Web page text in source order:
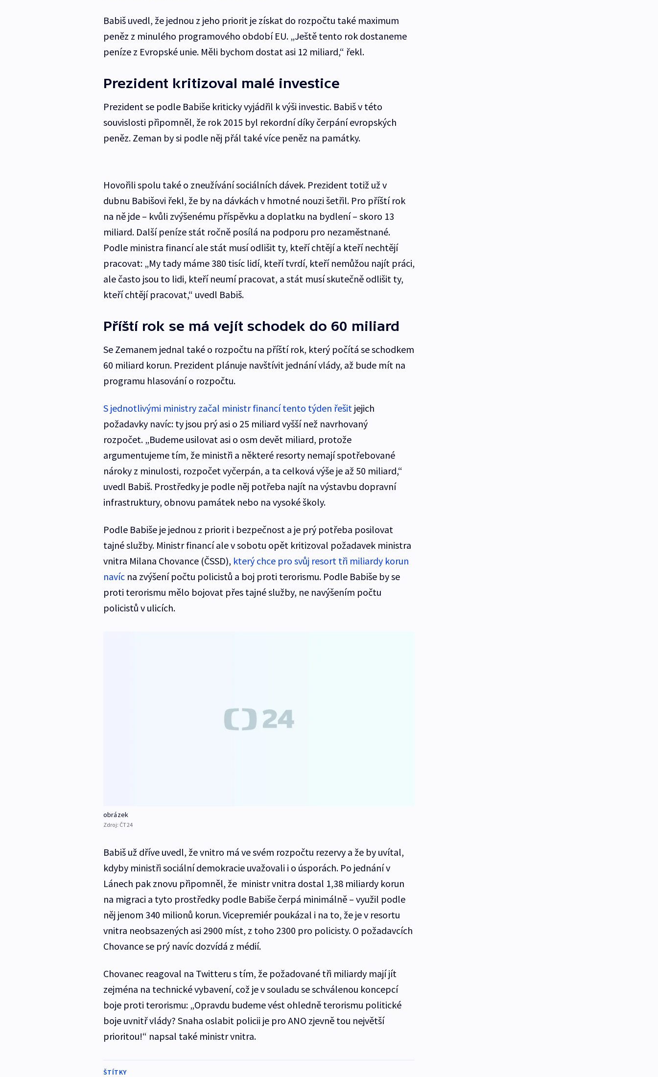
Babiš uvedl, že jednou z jeho priorit je získat do rozpočtu také maximum
peněz z minulého programového období EU. „Ještě tento rok dostaneme
peníze z Evropské unie. Měli bychom dostat asi 12 miliard,“ řekl.
Prezident kritizoval malé investice
Prezident se podle Babiše kriticky vyjádřil k výši investic. Babiš v této
souvislosti připomněl, že rok 2015 byl rekordní díky čerpání evropských
peněz. Zeman by si podle něj přál také více peněz na památky.
Hovořili spolu také o zneužívání sociálních dávek. Prezident totiž už v
dubnu Babišovi řekl, že by na dávkách v hmotné nouzi šetřil. Pro příští rok
na ně jde – kvůli zvýšenému příspěvku a doplatku na bydlení – skoro 13
miliard. Další peníze stát ročně posílá na podporu pro nezaměstnané.
Podle ministra financí ale stát musí odlišit ty, kteří chtějí a kteří nechtějí
pracovat: „My tady máme 380 tisíc lidí, kteří tvrdí, kteří nemůžou najít práci,
ale často jsou to lidi, kteří neumí pracovat, a stát musí skutečně odlišit ty,
kteří chtějí pracovat,“ uvedl Babiš.
Příští rok se má vejít schodek do 60 miliard
Se Zemanem jednal také o rozpočtu na příští rok, který počítá se schodkem
60 miliard korun. Prezident plánuje navštívit jednání vlády, až bude mít na
programu hlasování o rozpočtu.
S jednotlivými ministry začal ministr financí tento týden řešit jejich
požadavky navíc: ty jsou prý asi o 25 miliard vyšší než navrhovaný
rozpočet. „Budeme usilovat asi o osm devět miliard, protože
argumentujeme tím, že ministři a některé resorty nemají spotřebované
nároky z minulosti, rozpočet vyčerpán, a ta celková výše je až 50 miliard,“
uvedl Babiš. Prostředky je podle něj potřeba najít na výstavbu dopravní
infrastruktury, obnovu památek nebo na vysoké školy.
Podle Babiše je jednou z priorit i bezpečnost a je prý potřeba posilovat
tajné služby. Ministr financí ale v sobotu opět kritizoval požadavek ministra
vnitra Milana Chovance (ČSSD), který chce pro svůj resort tři miliardy korun
navícna zvýšení počtu policistů a boj proti terorismu. Podle Babiše by se
proti terorismu mělo bojovat přes tajné služby, ne navýšením počtu
policistů v ulicích.
obrázek
Zdroj: ČT24
Babiš už dříve uvedl, že vnitro má ve svém rozpočtu rezervy a že by uvítal,
kdyby ministři sociální demokracie uvažovali i o úsporách. Po jednání v
Lánech pak znovu připomněl, že ministr vnitra dostal 1,38 miliardy korun
na migraci a tyto prostředky podle Babiše čerpá minimálně – využil podle
něj jenom 340 milionů korun. Vicepremiér poukázal i na to, že je v resortu
vnitra neobsazených asi 2900 míst, z toho 2300 pro policisty. O požadavcích
Chovance se prý navíc dozvídá z médií.
Chovanec reagoval na Twitteru s tím, že požadované tři miliardy mají jít
zejména na technické vybavení, což je v souladu se schválenou koncepcí
boje proti terorismu: „Opravdu budeme vést ohledně terorismu politické
boje uvnitř vlády? Snaha oslabit policii je pro ANO zjevně tou největší
prioritou!“ napsal také ministr vnitra.
ŠTÍTKY